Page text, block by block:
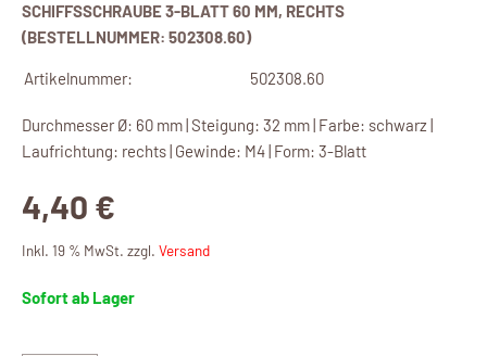
SCHIFFSSCHRAUBE 3-BLATT 60 MM, RECHTS
(BESTELLNUMMER: 502308.60)
Artikelnummer: 502308.60
Durchmesser Ø: 60 mm | Steigung: 32 mm | Farbe: schwarz |
Laufrichtung: rechts | Gewinde: M4 | Form: 3-Blatt
4,40 €
Inkl. 19 % MwSt. zzgl. Versand
Sofort ab Lager